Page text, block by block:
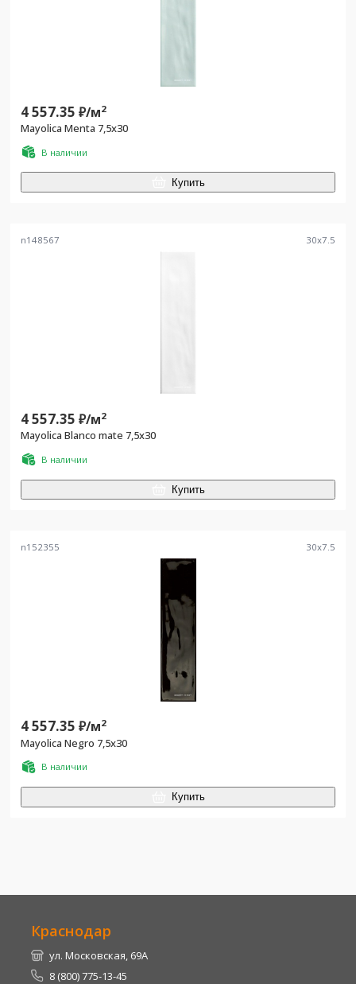
4 557.35 ₽/м2
Mayolica Menta 7,5x30
В наличии
Купить
n148567 30x7.5
4 557.35 ₽/м2
Mayolica Blanco mate 7,5x30
В наличии
Купить
n152355 30x7.5
4 557.35 ₽/м2
Mayolica Negro 7,5x30
В наличии
Купить
Краснодар
ул. Московская, 69А
8 (800) 775-13-45